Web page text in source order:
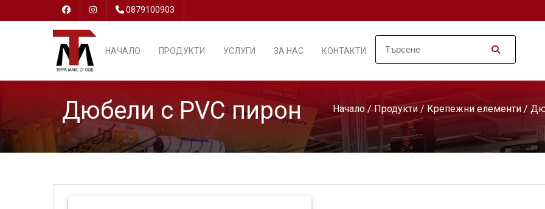
0879100903
НАЧАЛО ПРОДУКТИ УСЛУГИ ЗА НАС КОНТАКТИ
Дюбели с PVC пирон Начало/Продукти / Крепежни елементи /